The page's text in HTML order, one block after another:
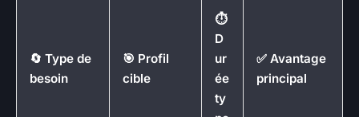
🔄 Type de
besoin
🎯 Profil
cible
⏱️
D
ur
ée
ty
✅ Avantage
principal